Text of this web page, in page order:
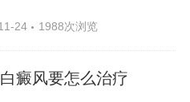
24 1988次浏览
癜风要怎么治疗